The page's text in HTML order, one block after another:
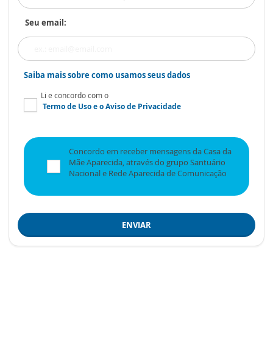
Seu email:
Saiba mais sobre como usamos seus dados
Li e concordo com o
Termo de Usoe oAviso de Privacidade
Concordo em receber mensagens da Casa da
Mãe Aparecida, através do grupo Santuário
Nacional e Rede Aparecida de Comunicação
ENVIAR